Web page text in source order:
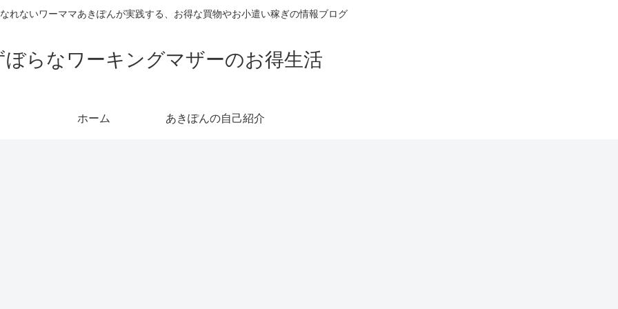
れないワーママあきぽんが実践する、お得な買物やお小遣い稼ぎの情報ブログ
ぼらなワーキングマザーのお得生活
ホーム あきぽんの自己紹介